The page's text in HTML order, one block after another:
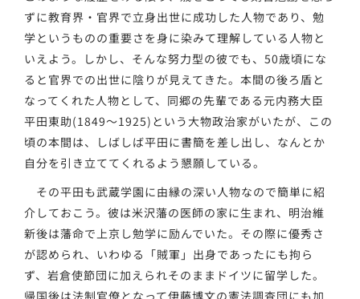
ずに教育界・官界で立身出世に成功した人物であり、勉
学というものの重要さを身に染みて理解している人物と
いえよう。しかし、そんな努力型の彼でも、50歳頃にな
ると官界での出世に陰りが見えてきた。本間の後ろ盾と
なってくれた人物として、同郷の先輩である元内務大臣
平田東助(1849～1925)という大物政治家がいたが、この
頃の本間は、しばしば平田に書簡を差し出し、なんとか
自分を引き立ててくれるよう懇願している。
その平田も武蔵学園に由縁の深い人物なので簡単に紹
介しておこう。彼は米沢藩の医師の家に生まれ、明治維
新後は藩命で上京し勉学に励んでいた。その際に優秀さ
が認められ、いわゆる「賊軍」出身であったにも拘ら
ず、岩倉使節団に加えられそのままドイツに留学した。
帰国後は法制官僚となって伊藤博文の憲法調査団にも加